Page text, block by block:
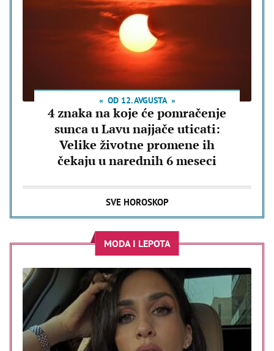
OD 12. AVGUSTA
4 znaka na koje će pomračenje
sunca u Lavu najjače uticati:
Velike životne promene ih
čekaju u narednih 6 meseci
SVE HOROSKOP
MODA I LEPOTA